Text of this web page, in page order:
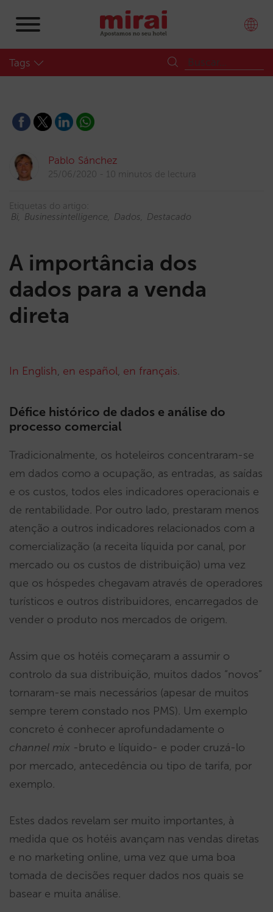
Tags
Pablo Sánchez
25/06/2020 10 minutos de lectura
Etiquetas do artigo:
Bi
Businessintelligence Dados Destacado
A importância dos
dados para a venda
direta
In English, en español, en français.
Défice histórico de dados e análise do
processo comercial
Tradicionalmente, os hoteleiros concentraram-se
em dados como a ocupação, as entradas, as saídas
e os custos, todos eles indicadores operacionais e
de rentabilidade. Por outro lado, prestaram menos
atenção a outros indicadores relacionados com a
comercialização (a receita líquida por canal, por
mercado ou os custos de distribuição) uma vez
que os hóspedes chegavam através de operadores
turísticos e outros distribuidores, encarregados de
vender o produto nos mercados de origem.
Assim que os hotéis começaram a assumir o
controlo da sua distribuição, muitos dados “novos”
tornaram-se mais necessários (apesar de muitos
sempre terem constado nos PMS). Um exemplo
concreto é conhecer aprofundadamente o
channel mix -bruto e líquido- e poder cruzá-lo
por mercado, antecedência ou tipo de tarifa, por
exemplo.
Estes dados revelam ser muito importantes, à
medida que os hotéis avançam nas vendas diretas
e no marketing online, uma vez que uma boa
tomada de decisões requer dados nos quais se
basear e muita análise.